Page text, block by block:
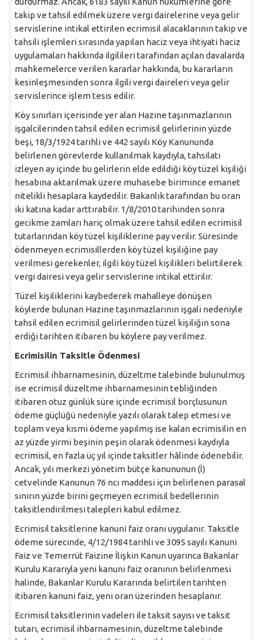
takip ve tahsil edilmek üzere vergi dairelerine veya gelir
servislerine intikal ettirilen ecrimisil alacaklarının takip ve
tahsili işlemleri sırasında yapılan haciz veya ihtiyati haciz
uygulamaları hakkında ilgilileri tarafından açılan davalarda
mahkemelerce verilen kararlar hakkında, bu kararların
kesinleşmesinden sonra ilgili vergi daireleri veya gelir
servislerince işlem tesis edilir.
Köy sınırları içerisinde yer alan Hazine taşınmazlarının
işgalcilerinden tahsil edilen ecrimisil gelirlerinin yüzde
beşi, 18/3/1924 tarihli ve 442 sayılı Köy Kanununda
belirlenen görevlerde kullanılmak kaydıyla, tahsilatı
izleyen ay içinde bu gelirlerin elde edildiği köy tüzel kişiliği
hesabına aktarılmak üzere muhasebe birimince emanet
nitelikli hesaplara kaydedilir. Bakanlık tarafından bu oran
iki katına kadar arttırabilir. 1/8/2010 tarihinden sonra
gecikme zamları hariç olmak üzere tahsil edilen ecrimisil
tutarlarından köy tüzel kişiliklerine pay verilir. Süresinde
ödenmeyen ecrimisillerden köy tüzel kişiliğine pay
verilmesi gerekenler, ilgili köy tüzel kişilikleri belirtilerek
vergi dairesi veya gelir servislerine intikal ettirilir.
Tüzel kişiliklerini kaybederek mahalleye dönüşen
köylerde bulunan Hazine taşınmazlarının işgali nedeniyle
tahsil edilen ecrimisil gelirlerinden tüzel kişiliğin sona
erdiği tarihten itibaren bu köylere pay verilmez.
Ecrimisilin Taksitle Ödenmesi
Ecrimisil ihbarnamesinin, düzeltme talebinde bulunulmuş
ise ecrimisil düzeltme ihbarnamesinin tebliğinden
itibaren otuz günlük süre içinde ecrimisil borçlusunun
ödeme güçlüğü nedeniyle yazılı olarak talep etmesi ve
toplam veya kısmi ödeme yapılmış ise kalan ecrimisilin en
az yüzde yirmi beşinin peşin olarak ödenmesi kaydıyla
ecrimisil, en fazla üç yıl içinde taksitler hâlinde ödenebilir.
Ancak, yılı merkezi yönetim bütçe kanununun (İ)
cetvelinde Kanunun 76 ncı maddesi için belirlenen parasal
sınırın yüzde birini geçmeyen ecrimisil bedellerinin
taksitlendirilmesi talepleri kabul edilmez.
Ecrimisil taksitlerine kanuni faiz oranı uygulanır. Taksitle
ödeme sürecinde, 4/12/1984 tarihli ve 3095 sayılı Kanuni
Faiz ve Temerrüt Faizine İlişkin Kanun uyarınca Bakanlar
Kurulu Kararıyla yeni kanuni faiz oranının belirlenmesi
halinde, Bakanlar Kurulu Kararında belirtilen tarihten
itibaren kanuni faiz, yeni oran üzerinden hesaplanır.
Ecrimisil taksitlerinin vadeleri ile taksit sayısı ve taksit
tutarı, ecrimisil ihbarnamesinin, düzeltme talebinde